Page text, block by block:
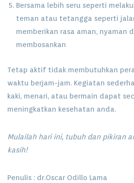
Bersama lebih seru seperti
teman atau tetangga seperti
memberikan rasa aman, nyaman
membosankan
Tetap aktif tidak membutuhkan
waktu berjam-jam. Kegiatan
kaki, menari, atau bermain dapat
meningkatkan kesehatan anda.
Mulailah hari ini, tubuh dan pikiran
kasih!
Penulis : dr.Oscar Odillo Lama